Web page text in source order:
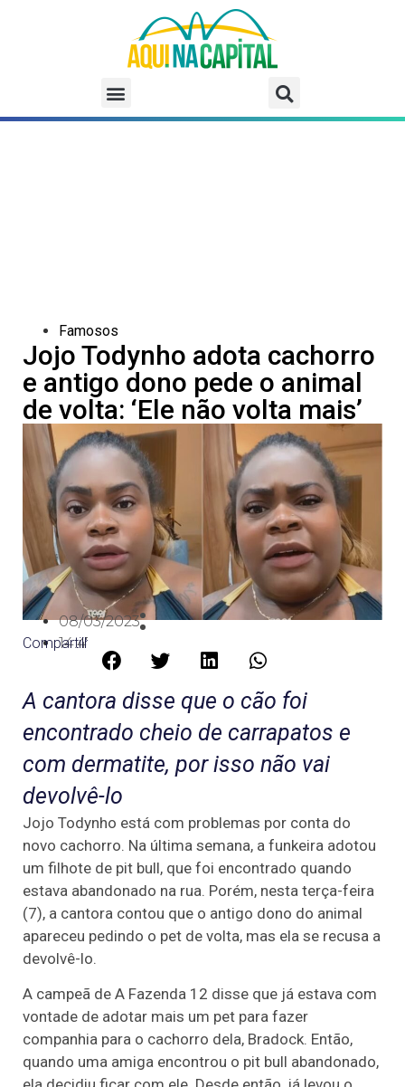
Famosos
Jojo Todynho adota cachorro
e antigo dono pede o animal
de volta: ‘Ele não volta mais’
08/03/2023
14:47
Compartilhe:
A cantora disse que o cão foi
encontrado cheio de carrapatos e
com dermatite, por isso não vai
devolvê-lo
Jojo Todynho está com problemas por conta do
novo cachorro. Na última semana, a funkeira adotou
um filhote de pit bull, que foi encontrado quando
estava abandonado na rua. Porém, nesta terça-feira
(7), a cantora contou que o antigo dono do animal
apareceu pedindo o pet de volta, mas ela se recusa a
devolvê-lo.
A campeã de A Fazenda 12 disse que já estava com
vontade de adotar mais um pet para fazer
companhia para o cachorro dela, Bradock. Então,
quando uma amiga encontrou o pit bull abandonado,